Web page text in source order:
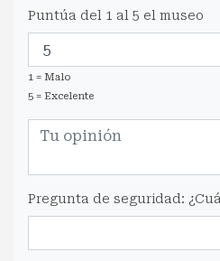
Puntúa del 1 al 5 el museo
1 = Malo
5 = Excelente
Pregunta de seguridad: